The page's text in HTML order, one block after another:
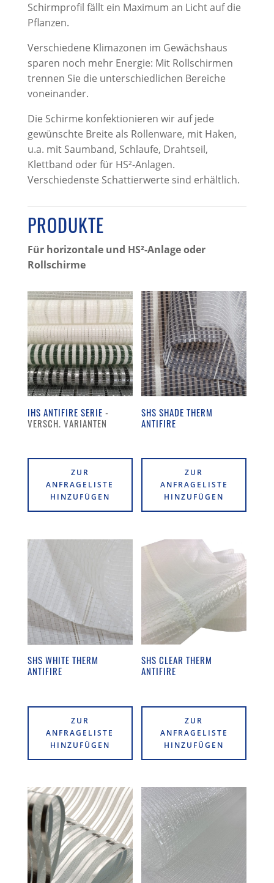
Schirmprofil fällt ein Maximum an Licht auf die
Pflanzen.
Verschiedene Klimazonen im Gewächshaus
sparen noch mehr Energie: Mit Rollschirmen
trennen Sie die unterschiedlichen Bereiche
voneinander.
Die Schirme konfektionieren wir auf jede
gewünschte Breite als Rollenware, mit Haken,
u.a. mit Saumband, Schlaufe, Drahtseil,
Klettband oder für HS²-Anlagen.
Verschiedenste Schattierwerte sind erhältlich.
PRODUKTE
Für horizontale und HS²-Anlage oder
Rollschirme
IHS ANTIFIRE SERIE
ZUR
ANFRAGELISTE
HINZUFÜGEN
SHS SHADE THERM
ANTIFIRE
ZUR
ANFRAGELISTE
HINZUFÜGEN
SHS WHITE THERM
ANTIFIRE
ZUR
ANFRAGELISTE
HINZUFÜGEN
SHS CLEAR THERM
ANTIFIRE
ZUR
ANFRAGELISTE
HINZUFÜGEN